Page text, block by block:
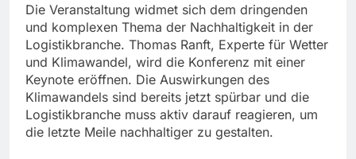
Die Veranstaltung widmet sich dem dringenden
und komplexen Thema der Nachhaltigkeit in der
Logistikbranche. Thomas Ranft, Experte für Wetter
und Klimawandel, wird die Konferenz mit einer
Keynote eröffnen. Die Auswirkungen des
Klimawandels sind bereits jetzt spürbar und die
Logistikbranche muss aktiv darauf reagieren, um
die letzte Meile nachhaltiger zu gestalten.